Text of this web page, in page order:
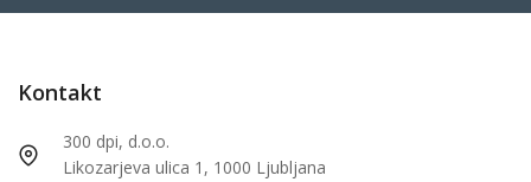
Kontakt
300 dpi, d.o.o.
Likozarjeva ulica 1, 1000 Ljubljana